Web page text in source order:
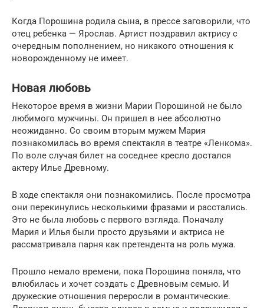
Когда Порошина родила сына, в прессе заговорили, что
отец ребенка — Ярослав. Артист поздравил актрису с
очередным пополнением, но никакого отношения к
новорожденному не имеет.
Новая любовь
Некоторое время в жизни Марии Порошиной не было
любимого мужчины. Он пришел в нее абсолютно
неожиданно. Со своим вторым мужем Мария
познакомилась во время спектакля в театре «Ленкома».
По воле случая билет на соседнее кресло достался
актеру Илье Древному.
В ходе спектакля они познакомились. После просмотра
они перекинулись несколькими фразами и расстались.
Это не была любовь с первого взгляда. Поначалу
Мария и Илья были просто друзьями и актриса не
рассматривала парня как претендента на роль мужа.
Прошло немало времени, пока Порошина поняла, что
влюбилась и хочет создать с Древновым семью. И
дружеские отношения переросли в романтические.